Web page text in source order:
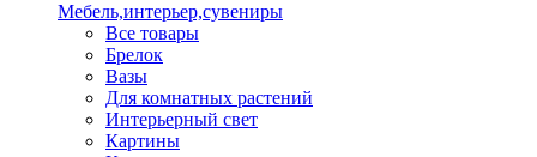
Мебель,интерьер,сувениры
Все товары
Брелок
Вазы
Для комнатных растений
Интерьерный свет
Картины